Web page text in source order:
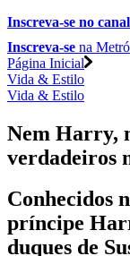
Inscreva-se no canal
Inscreva-se na
Página Inicial
Vida & Estilo
Vida & Estilo
Nem Harry,
verdadeiros
Conhecidos
príncipe
duques de